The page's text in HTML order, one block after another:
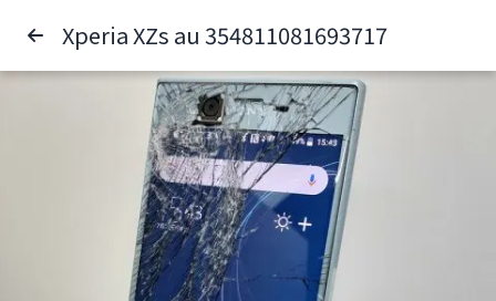
Xperia XZs au 354811081693717